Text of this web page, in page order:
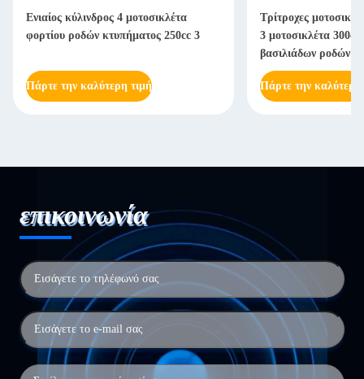
Ενιαίος κύλινδρος 4 μοτοσικλέτα
φορτίου ροδών κτυπήματος 250cc 3
Πάρτε την καλύτερη τιμή
Τρίτροχες
3 μοτοσικλέτα 300cc
βασιλιάδων ροδών
Πάρτε την καλύτερη
επικοινωνία